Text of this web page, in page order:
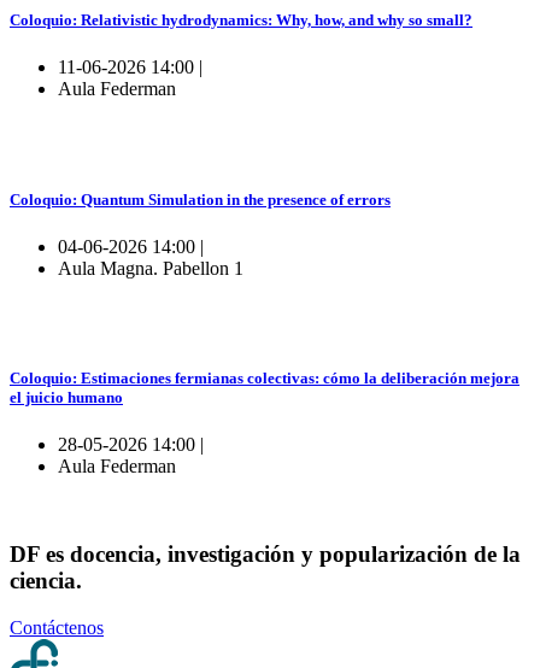
Coloquio: Relativistic hydrodynamics: Why, how, and why so small?
11-06-2026 14:00 |
Aula Federman
Coloquio: Quantum Simulation in the presence of errors
04-06-2026 14:00 |
Aula Magna. Pabellon 1
Coloquio: Estimaciones fermianas colectivas: cómo la deliberación mejora
el juicio humano
28-05-2026 14:00 |
Aula Federman
DF es docencia, investigación y popularización de la
ciencia.
Contáctenos